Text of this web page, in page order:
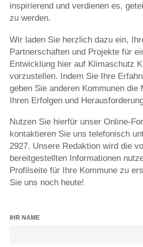
inspirierend und verdienen es,
zu werden.
Wir laden Sie herzlich dazu ein,
Partnerschaften und Projekte für
Entwicklung hier auf Klimaschutz
vorzustellen. Indem Sie Ihre
geben Sie anderen Kommunen die
Ihren Erfolgen und
Nutzen Sie hierfür unser Online-
kontaktieren Sie uns telefonisch
2927. Unsere Redaktion wird die
bereitgestellten Informationen
Profilseite für Ihre Kommune zu
Sie uns noch heute!
IHR NAME